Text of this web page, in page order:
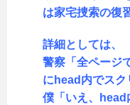
は家宅捜索の復
詳細としては、
警察「全ページ
にhead内でスク
僕「いえ、head